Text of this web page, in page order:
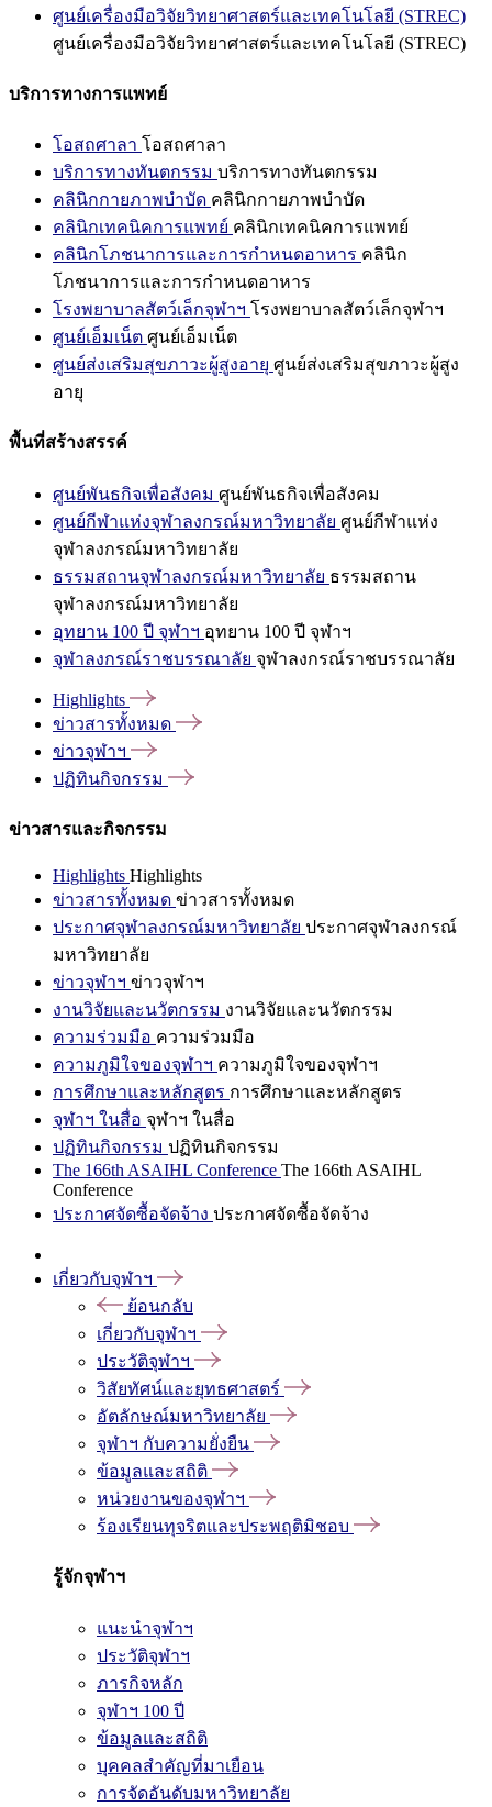
ศูนย์เครื่องมือวิจัยวิทยาศาสตร์และเทคโนโลยี (STREC)
ศูนย์เครื่องมือวิจัยวิทยาศาสตร์และเทคโนโลยี (STREC)
บริการทางการแพทย์
โอสถศาลา โอสถศาลา
บริการทางทันตกรรม บริการทางทันตกรรม
คลินิกกายภาพบำบัด คลินิกกายภาพบำบัด
คลินิกเทคนิคการแพทย์ คลินิกเทคนิคการแพทย์
คลินิกโภชนาการและการกำหนดอาหาร คลินิก
โภชนาการและการกำหนดอาหาร
โรงพยาบาลสัตว์เล็กจุฬาฯ โรงพยาบาลสัตว์เล็กจุฬาฯ
ศูนย์เอ็มเน็ต ศูนย์เอ็มเน็ต
ศูนย์ส่งเสริมสุขภาวะผู้สูงอายุ ศูนย์ส่งเสริมสุขภาวะผู้สูง
อายุ
พื้นที่สร้างสรรค์
ศูนย์พันธกิจเพื่อสังคม ศูนย์พันธกิจเพื่อสังคม
ศูนย์กีฬาแห่งจุฬาลงกรณ์มหาวิทยาลัย ศูนย์กีฬาแห่ง
จุฬาลงกรณ์มหาวิทยาลัย
ธรรมสถานจุฬาลงกรณ์มหาวิทยาลัย ธรรมสถาน
จุฬาลงกรณ์มหาวิทยาลัย
อุทยาน 100 ปี จุฬาฯ อุทยาน 100 ปี จุฬาฯ
จุฬาลงกรณ์ราชบรรณาลัย จุฬาลงกรณ์ราชบรรณาลัย
Highlights
ข่าวสารทั้งหมด
ข่าวจุฬาฯ
ปฏิทินกิจกรรม
ข่าวสารและกิจกรรม
Highlights Highlights
ข่าวสารทั้งหมด ข่าวสารทั้งหมด
ประกาศจุฬาลงกรณ์มหาวิทยาลัย ประกาศจุฬาลงกรณ์
มหาวิทยาลัย
ข่าวจุฬาฯ ข่าวจุฬาฯ
งานวิจัยและนวัตกรรม งานวิจัยและนวัตกรรม
ความร่วมมือ ความร่วมมือ
ความภูมิใจของจุฬาฯ ความภูมิใจของจุฬาฯ
การศึกษาและหลักสูตร การศึกษาและหลักสูตร
จุฬาฯ ในสื่อ จุฬาฯ ในสื่อ
ปฏิทินกิจกรรม ปฏิทินกิจกรรม
The 166th ASAIHL Conference The 166th ASAIHL
Conference
ประกาศจัดซื้อจัดจ้าง ประกาศจัดซื้อจัดจ้าง
เกี่ยวกับจุฬาฯ
ย้อนกลับ
เกี่ยวกับจุฬาฯ
ประวัติจุฬาฯ
วิสัยทัศน์และยุทธศาสตร์
อัตลักษณ์มหาวิทยาลัย
จุฬาฯ กับความยั่งยืน
ข้อมูลและสถิติ
หน่วยงานของจุฬาฯ
ร้องเรียนทุจริตและประพฤติมิชอบ
รู้จักจุฬาฯ
แนะนำจุฬาฯ
ประวัติจุฬาฯ
ภารกิจหลัก
จุฬาฯ 100 ปี
ข้อมูลและสถิติ
บุคคลสำคัญที่มาเยือน
การจัดอันดับมหาวิทยาลัย